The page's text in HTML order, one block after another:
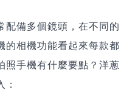
配備多個鏡頭，在不同的
的相機功能看起來每款都
照手機有什麼要點？洋蔥